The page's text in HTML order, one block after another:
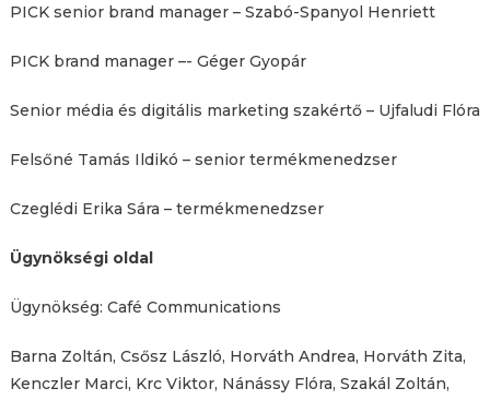
PICK senior brand manager – Szabó-Spanyol Henriett
PICK brand manager –- Géger Gyopár
Senior média és digitális marketing szakértő – Ujfaludi Flóra
Felsőné Tamás Ildikó – senior termékmenedzser
Czeglédi Erika Sára – termékmenedzser
Ügynökségi oldal
Ügynökség: Café Communications
Barna Zoltán, Csősz László, Horváth Andrea, Horváth Zita,
Kenczler Marci, Krc Viktor, Nánássy Flóra, Szakál Zoltán,